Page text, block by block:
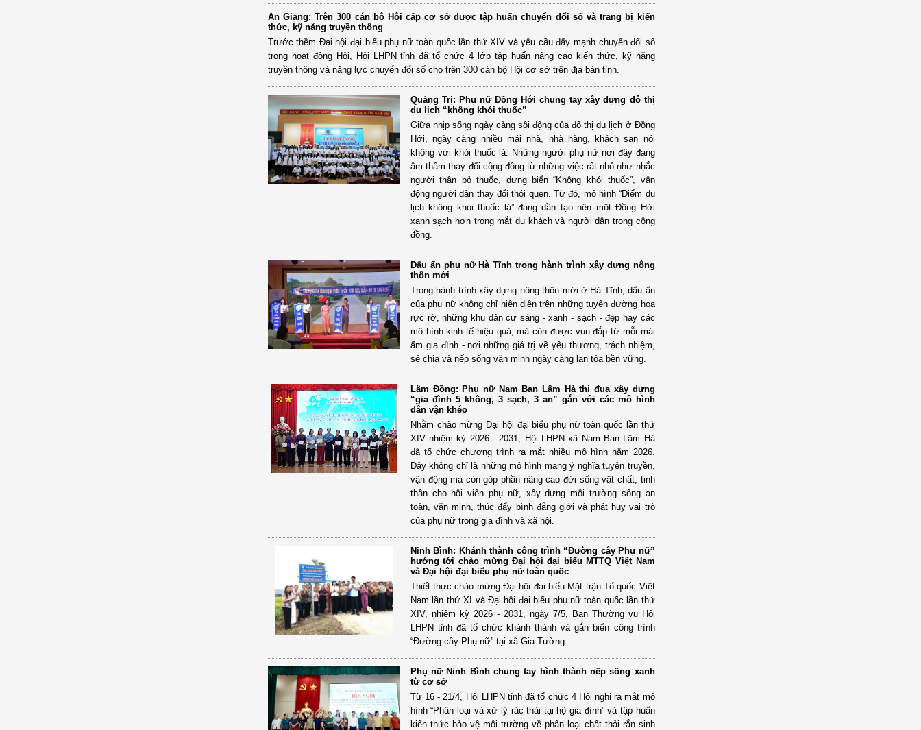
An Giang: Trên 300 cán bộ Hội cấp cơ sở được tập huấn chuyển đổi số và trang bị kiến
thức, kỹ năng truyền thông
Trước thềm Đại hội đại biểu phụ nữ toàn quốc lần thứ XIV và yêu cầu đẩy mạnh chuyển đổi số
trong hoạt động Hội, Hội LHPN tỉnh đã tổ chức 4 lớp tập huấn nâng cao kiến thức, kỹ năng
truyền thông và năng lực chuyển đổi số cho trên 300 cán bộ Hội cơ sở trên địa bàn tỉnh.
Quảng Trị: Phụ nữ Đồng Hới chung tay xây dựng đô thị
du lịch “không khói thuốc”
Giữa nhịp sống ngày càng sôi động của đô thị du lịch ở Đồng
Hới, ngày càng nhiều mái nhà, nhà hàng, khách sạn nói
không với khói thuốc lá. Những người phụ nữ nơi đây đang
âm thầm thay đổi cộng đồng từ những việc rất nhỏ như nhắc
người thân bỏ thuốc, dựng biển “Không khói thuốc”, vận
động người dân thay đổi thói quen. Từ đó, mô hình “Điểm du
lịch không khói thuốc lá” đang dần tạo nên một Đồng Hới
xanh sạch hơn trong mắt du khách và người dân trong cộng
đồng.
Dấu ấn phụ nữ Hà Tĩnh trong hành trình xây dựng nông
thôn mới
Trong hành trình xây dựng nông thôn mới ở Hà Tĩnh, dấu ấn
của phụ nữ không chỉ hiện diện trên những tuyến đường hoa
rực rỡ, những khu dân cư sáng - xanh - sạch - đẹp hay các
mô hình kinh tế hiệu quả, mà còn được vun đắp từ mỗi mái
ấm gia đình - nơi những giá trị về yêu thương, trách nhiệm,
sẻ chia và nếp sống văn minh ngày càng lan tỏa bền vững.
Lâm Đồng: Phụ nữ Nam Ban Lâm Hà thi đua xây dựng
“gia đình 5 không, 3 sạch, 3 an” gắn với các mô hình
dân vận khéo
Nhằm chào mừng Đại hội đại biểu phụ nữ toàn quốc lần thứ
XIV nhiệm kỳ 2026 - 2031, Hội LHPN xã Nam Ban Lâm Hà
đã tổ chức chương trình ra mắt nhiều mô hình năm 2026.
Đây không chỉ là những mô hình mang ý nghĩa tuyên truyền,
vận động mà còn góp phần nâng cao đời sống vật chất, tinh
thần cho hội viên phụ nữ, xây dựng môi trường sống an
toàn, văn minh, thúc đẩy bình đẳng giới và phát huy vai trò
của phụ nữ trong gia đình và xã hội.
Ninh Bình: Khánh thành công trình “Đường cây Phụ nữ”
hướng tới chào mừng Đại hội đại biểu MTTQ Việt Nam
và Đại hội đại biểu phụ nữ toàn quốc
Thiết thực chào mừng Đại hội đại biểu Mặt trận Tổ quốc Việt
Nam lần thứ XI và Đại hội đại biểu phụ nữ toàn quốc lần thứ
XIV, nhiệm kỳ 2026 - 2031, ngày 7/5, Ban Thường vụ Hội
LHPN tỉnh đã tổ chức khánh thành và gắn biển công trình
“Đường cây Phụ nữ” tại xã Gia Tường.
Phụ nữ Ninh Bình chung tay hình thành nếp sống xanh
từ cơ sở
Từ 16 - 21/4, Hội LHPN tỉnh đã tổ chức 4 Hội nghị ra mắt mô
hình “Phân loại và xử lý rác thải tại hộ gia đình” và tập huấn
kiến thức bảo vệ môi trường về phân loại chất thải rắn sinh